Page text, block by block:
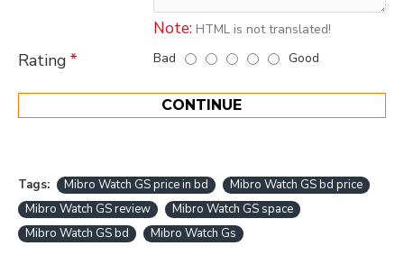
Note: HTML is not translated!
Rating Bad Good
CONTINUE
Tags: Mibro Watch GS price in bd
Mibro Watch GS bd price
Mibro Watch GS review
Mibro Watch GS space
Mibro Watch GS bd
Mibro Watch Gs